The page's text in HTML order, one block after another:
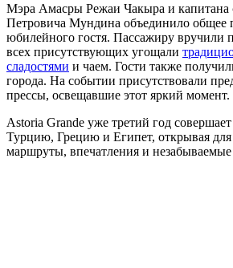
Мэра Амасры Режаи Чакыра и
Петровича Мундина объединило общее
юбилейного гостя. Пассажиру вручили
всех присутствующих угощали
сладостями и чаем. Гости также
города. На событии присутствовали
прессы, освещавшие этот яркий момент.
Astoria Grande уже третий год
Турцию, Грецию и Египет, открывая для
маршруты, впечатления и